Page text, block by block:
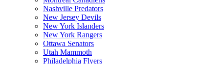
Nashville Predators
New Jersey Devils
New York Islanders
New York Rangers
Ottawa Senators
Utah Mammoth
Philadelphia Flyers